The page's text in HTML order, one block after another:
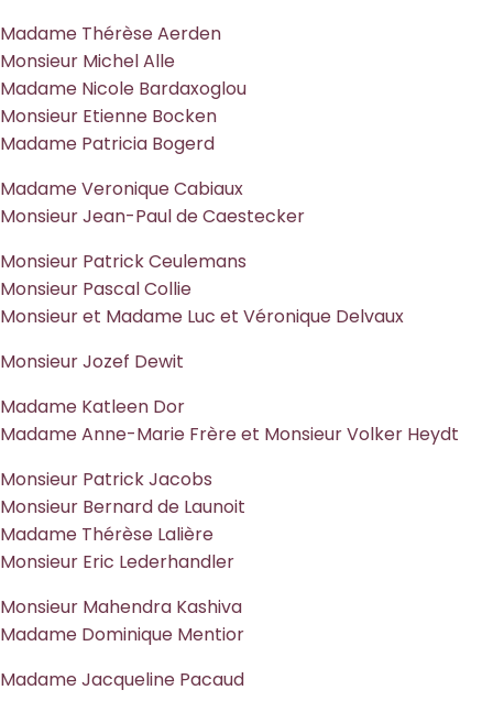
Madame Thérèse Aerden
Monsieur Michel Alle
Madame Nicole Bardaxoglou
Monsieur Etienne Bocken
Madame Patricia Bogerd
Madame Veronique Cabiaux
Monsieur Jean-Paul de Caestecker
Monsieur Patrick Ceulemans
Monsieur Pascal Collie
Monsieur et Madame Luc et Véronique Delvaux
Monsieur Jozef Dewit
Madame Katleen Dor
Madame Anne-Marie Frère et Monsieur Volker Heydt
Monsieur Patrick Jacobs
Monsieur Bernard de Launoit
Madame Thérèse Lalière
Monsieur Eric Lederhandler
Monsieur Mahendra Kashiva
Madame Dominique Mentior
Madame Jacqueline Pacaud